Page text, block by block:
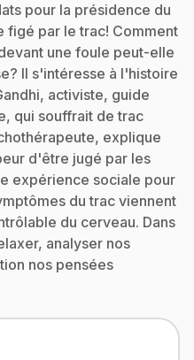
pour la présidence du
figé par le trac! Comment
une foule peut-elle
Il s'intéresse à l'histoire
activiste, guide
qui souffrait de trac
explique
d'être jugé par les
expérience sociale pour
du trac viennent
du cerveau. Dans
analyser nos
nos pensées